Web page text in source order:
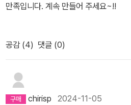
만족입니다. 계속 만들어 주세요~!!
공감 (4) 댓글 (0)
chirisp 2024-11-05